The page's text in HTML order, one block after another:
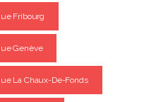
Fribourg
Genève
La Chaux-De-Fonds